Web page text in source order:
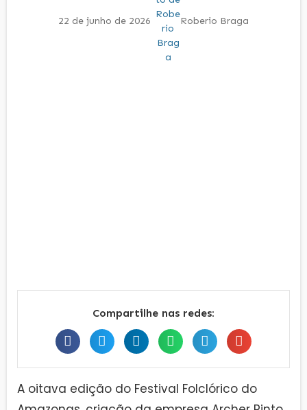
22 de junho de 2026 Roberio Braga
Compartilhe nas redes:
A oitava edição do Festival Folclórico do